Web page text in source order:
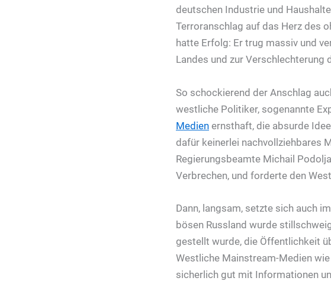
deutschen Industrie und
Terroranschlag auf das Herz des
hatte Erfolg: Er trug massiv und
Landes und zur Verschlechterung
So schockierend der Anschlag
westliche Politiker, sogenannte
Medien ernsthaft, die absurde
dafür keinerlei nachvollziehbares
Regierungsbeamte Michail
Verbrechen, und forderte den
Dann, langsam, setzte sich auch
bösen Russland wurde
gestellt wurde, die Öffentlichkeit
Westliche Mainstream-Medien
sicherlich gut mit Informationen